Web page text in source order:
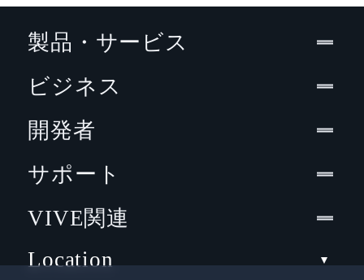
製品・サービス
ビジネス
開発者
サポート
VIVE関連
Location